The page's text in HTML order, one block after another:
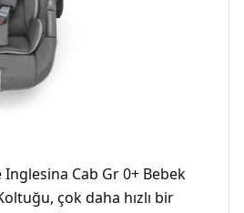
Inglesina Cab Gr 0+ Bebek
çok daha hızlı bir